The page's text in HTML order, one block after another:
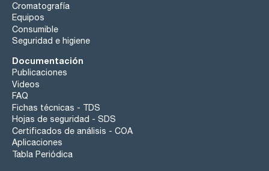
Cromatografía
Equipos
Consumible
Seguridad e higiene
Documentación
Publicaciones
Videos
FAQ
Fichas técnicas - TDS
Hojas de seguridad - SDS
Certificados de análisis - COA
Aplicaciones
Tabla Periódica